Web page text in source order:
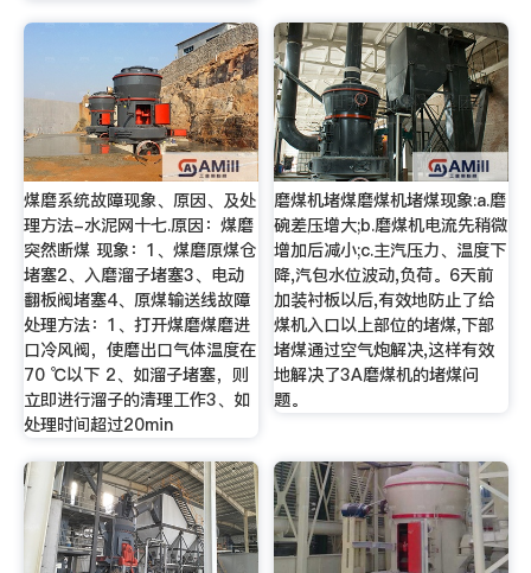
煤磨系统故障现象、原因、及处
理方法-水泥网十七.原因：煤磨
突然断煤 现象：1、煤磨原煤仓
堵塞2、入磨溜子堵塞3、电动
翻板阀堵塞4、原煤输送线故障
处理方法：1、打开煤磨煤磨进
口冷风阀，使磨出口气体温度在
70 ℃以下 2、如溜子堵塞，则
立即进行溜子的清理工作3、如
处理时间超过20min
磨煤机堵煤磨煤机堵煤现象:a.磨
碗差压增大;b.磨煤机电流先稍微
增加后减小;c.主汽压力、温度下
降,汽包水位波动,负荷。6天前
加装衬板以后,有效地防止了给
煤机入口以上部位的堵煤,下部
堵煤通过空气炮解决,这样有效
地解决了3A磨煤机的堵煤问
题。